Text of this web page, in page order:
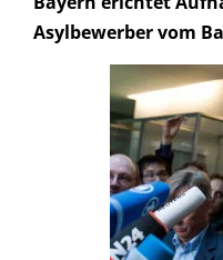
Asylbewerber vom